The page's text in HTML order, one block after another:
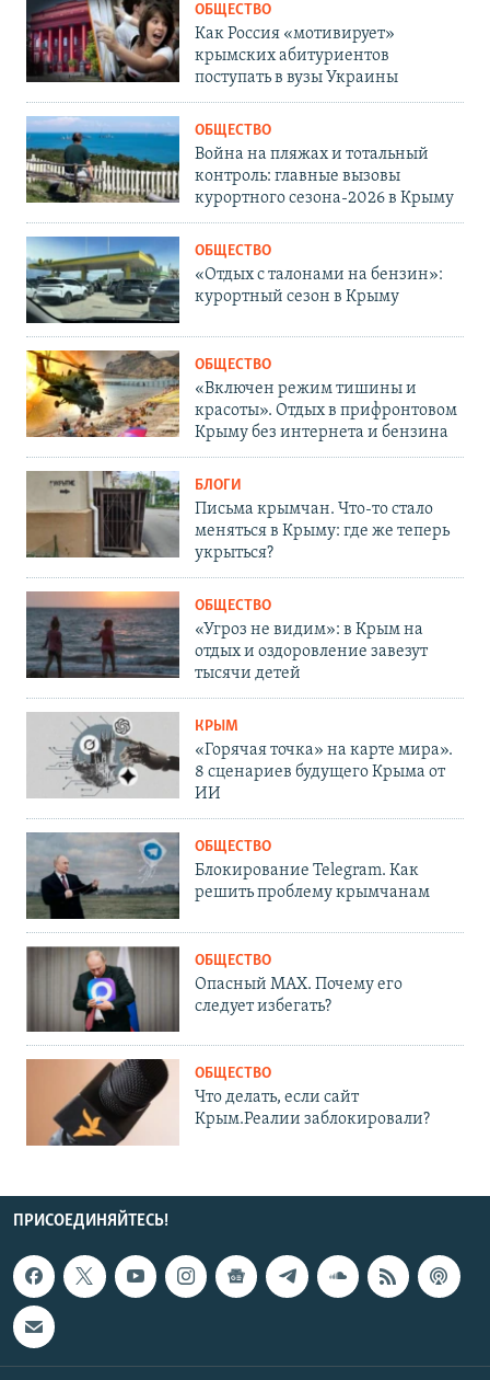
ОБЩЕСТВО
Как Россия «мотивирует»
крымских абитуриентов
поступать в вузы Украины
ОБЩЕСТВО
Война на пляжах и тотальный
контроль: главные вызовы
курортного сезона-2026 в Крыму
ОБЩЕСТВО
«Отдых с талонами на бензин»:
курортный сезон в Крыму
ОБЩЕСТВО
«Включен режим тишины и
красоты». Отдых в прифронтовом
Крыму без интернета и бензина
БЛОГИ
Письма крымчан. Что-то стало
меняться в Крыму: где же теперь
укрыться?
ОБЩЕСТВО
«Угроз не видим»: в Крым на
отдых и оздоровление завезут
тысячи детей
КРЫМ
«Горячая точка» на карте мира».
8 сценариев будущего Крыма от
ИИ
ОБЩЕСТВО
Блокирование Telegram. Как
решить проблему крымчанам
ОБЩЕСТВО
Опасный MAX. Почему его
следует избегать?
ОБЩЕСТВО
Что делать, если сайт
Крым.Реалии заблокировали?
ПРИСОЕДИНЯЙТЕСЬ!